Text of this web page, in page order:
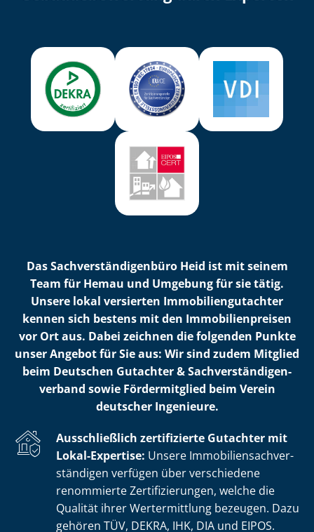
Das Sach­ver­stän­di­gen­bü­ro Heid ist mit seinem
Team für Hemau und Umgebung für sie tätig.
Unsere lokal versierten Im­mo­bi­li­en­gut­ach­ter
kennen sich bestens mit den Im­mo­bi­li­en­prei­sen
vor Ort aus. Dabei zeichnen die folgenden Punkte
unser Angebot für Sie aus: Wir sind zudem Mitglied
beim Deutschen Gutachter & Sach­ver­stän­di­gen­
ver­band sowie Fördermitglied beim Verein
deutscher Ingenieure.
Ausschließlich zertifizierte Gutachter mit
Lokal-Expertise: Unsere Im­mo­bi­li­en­sach­ver­
stän­di­gen verfügen über verschiedene
renommierte Zer­ti­fi­zie­run­gen, welche die
Qualität ihrer Wertermittlung bezeugen. Dazu
gehören TÜV, DEKRA, IHK, DIA und EIPOS.